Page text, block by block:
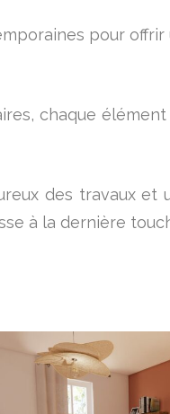
pour
chaque
des travaux
à la dernière